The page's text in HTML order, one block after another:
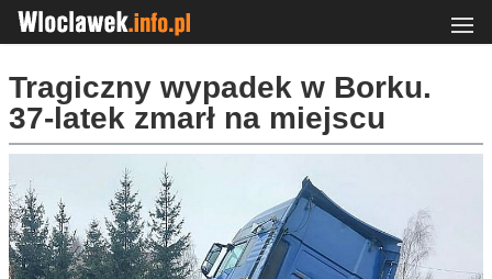
Tragiczny wypadek w Borku.
37-latek zmarł na miejscu